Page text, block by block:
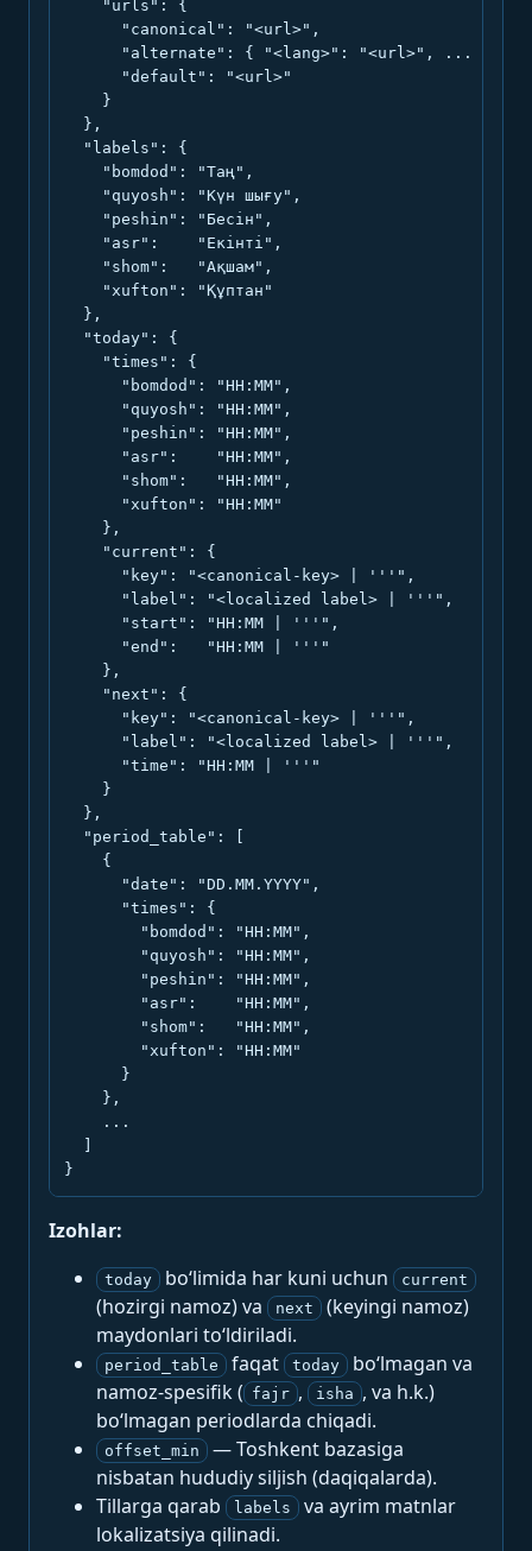
    "urls": {
      "canonical": "<url>",
      "alternate": { "<lang>": "<url>", ... },
      "default": "<url>"
    }
  },
  "labels": {
    "bomdod": "Таң",
    "quyosh": "Күн шығу",
    "peshin": "Бесін",
    "asr":    "Екінті",
    "shom":   "Ақшам",
    "xufton": "Құптан"
  },
  "today": {
    "times": {
      "bomdod": "HH:MM",
      "quyosh": "HH:MM",
      "peshin": "HH:MM",
      "asr":    "HH:MM",
      "shom":   "HH:MM",
      "xufton": "HH:MM"
    },
    "current": {
      "key": "<canonical-key> | '''",
      "label": "<localized label> | '''",
      "start": "HH:MM | '''",
      "end":   "HH:MM | '''"
    },
    "next": {
      "key": "<canonical-key> | '''",
      "label": "<localized label> | '''",
      "time": "HH:MM | '''"
    }
  },
  "period_table": [
    {
      "date": "DD.MM.YYYY",
      "times": {
        "bomdod": "HH:MM",
        "quyosh": "HH:MM",
        "peshin": "HH:MM",
        "asr":    "HH:MM",
        "shom":   "HH:MM",
        "xufton": "HH:MM"
      }
    },
    ...
}
Izohlar:
today bo‘limida har kuni uchun current
(hozirgi namoz) va next
(keyingi namoz)
maydonlari to‘ldiriladi.
period_table faqat today
bo‘lmagan va
namoz-spesifik ( fajr , isha , va h.k.)
bo‘lmagan periodlarda chiqadi.
offset_min
— Toshkent bazasiga
nisbatan hududiy siljish (daqiqalarda).
Tillarga qarab
labels
va ayrim matnlar
lokalizatsiya qilinadi.